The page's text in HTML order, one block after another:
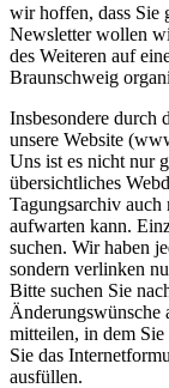
wir hoffen, dass Sie
Newsletter wollen
des Weiteren auf
Braunschweig
Insbesondere
unsere Website
Uns ist es nicht nur
übersichtliches
Tagungsarchiv
aufwarten kann.
suchen. Wir haben
sondern verlinken
Bitte suchen Sie
Änderungswünsche
mitteilen, in dem
Sie das
ausfüllen.